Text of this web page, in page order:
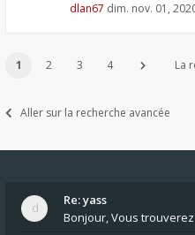
dlan67 dim. nov. 01,
1 2 3 4 La
Aller sur la recherche avancée
Re: yass
Bonjour, Vous